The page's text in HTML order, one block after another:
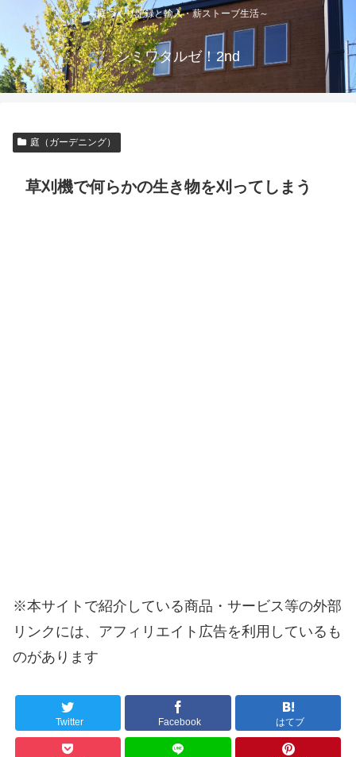
～庭づくり記録と輸入・薪ストーブ生活～
シミワタルゼ！2nd
庭（ガーデニング）
草刈機で何らかの生き物を刈ってしまう
※本サイトで紹介している商品・サービス等の外部
リンクには、アフィリエイト広告を利用しているも
のがあります
Twitter Facebook はてブ